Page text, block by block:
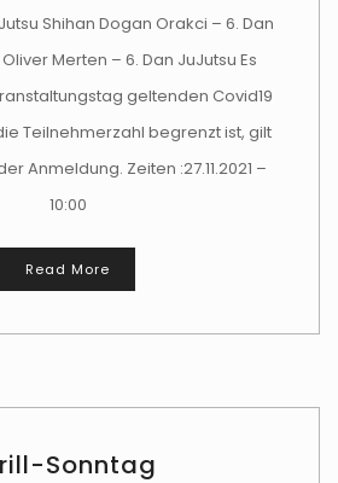
Shihan Dogan Orakci – 6. Dan
Merten – 6. Dan JuJutsu Es
geltenden Covid19
Teilnehmerzahl begrenzt ist, gilt
Anmeldung. Zeiten :27.11.2021 –
10:00
Read More
Sonntag